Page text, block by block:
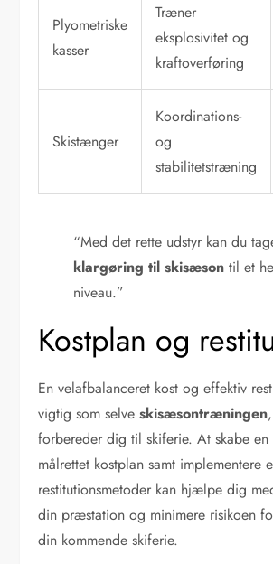
Plyometriske
kasser
Træner
eksplosivitet og
kraftoverføring
Skistænger
Koordinations-
og
stabilitetstræning
“Med det rette udstyr kan du
klargøring til skisæson til et
niveau.”
Kostplan og
En velafbalanceret kost og effektiv
vigtig som selveskisæsontræningen
forbereder dig til skiferie. At skabe
målrettet kostplan samt implementere
restitutionsmetoder kan hjælpe dig
din præstation og minimere risikoen
din kommende skiferie.